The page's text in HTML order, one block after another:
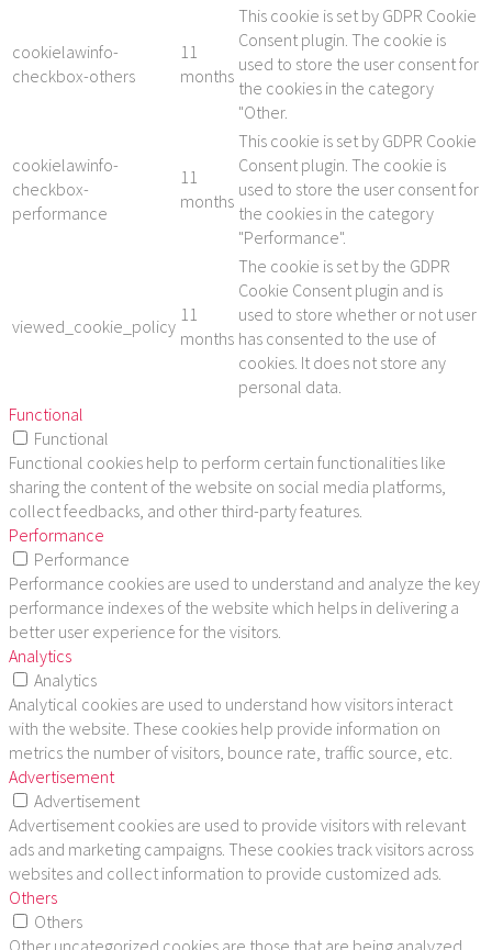
cookielawinfo-
checkbox-others
11
months
This cookie is set by GDPR Cookie
Consent plugin. The cookie is
used to store the user consent for
the cookies in the category
"Other.
cookielawinfo-
checkbox-
performance
11
months
This cookie is set by GDPR Cookie
Consent plugin. The cookie is
used to store the user consent for
the cookies in the category
"Performance".
viewed_cookie_policy
11
months
The cookie is set by the GDPR
Cookie Consent plugin and is
used to store whether or not user
has consented to the use of
cookies. It does not store any
personal data.
Functional
Functional
Functional cookies help to perform certain functionalities like
sharing the content of the website on social media platforms,
collect feedbacks, and other third-party features.
Performance
Performance
Performance cookies are used to understand and analyze the key
performance indexes of the website which helps in delivering a
better user experience for the visitors.
Analytics
Analytics
Analytical cookies are used to understand how visitors interact
with the website. These cookies help provide information on
metrics the number of visitors, bounce rate, traffic source, etc.
Advertisement
Advertisement
Advertisement cookies are used to provide visitors with relevant
ads and marketing campaigns. These cookies track visitors across
websites and collect information to provide customized ads.
Others
Others